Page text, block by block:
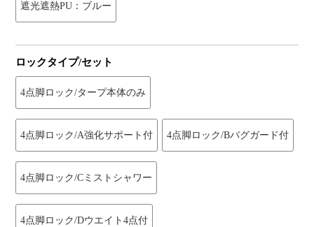
遮光遮熱PU：ブルー
ロックタイプ/セット
4点脚ロック/タープ本体のみ
4点脚ロック/A強化サポート付 4点脚ロック/Bバグガード付
4点脚ロック/Cミストシャワー
4点脚ロック/Dウエイト4点付